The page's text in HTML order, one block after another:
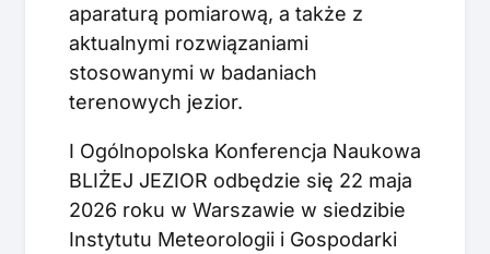
aparaturą pomiarową, a także z
aktualnymi rozwiązaniami
stosowanymi w badaniach
terenowych jezior.
I Ogólnopolska Konferencja Naukowa
BLIŻEJ JEZIOR odbędzie się 22 maja
2026 roku w Warszawie w siedzibie
Instytutu Meteorologii i Gospodarki